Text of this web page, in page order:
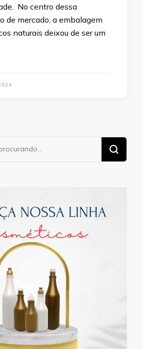
No centro dessa
de mercado, a embalagem
naturais deixou de ser um